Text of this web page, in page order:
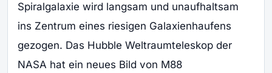
Spiralgalaxie wird langsam und unaufhaltsam
ins Zentrum eines riesigen Galaxienhaufens
gezogen. Das Hubble Weltraumteleskop der
NASA hat ein neues Bild von M88